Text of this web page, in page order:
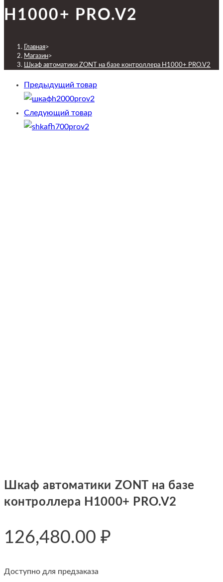
H1000+ PRO.V2
Главная>
Магазин>
Шкаф автоматики ZONT на базе контроллера H1000+ PRO.V2
Предыдущий товар
Следующий товар
Шкаф автоматики ZONT на базе
контроллера H1000+ PRO.V2
126,480.00 ₽
Доступно для предзаказа